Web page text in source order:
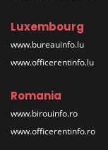
Luxembourg
www.bureauinfo.lu
www.officerentinfo.lu
Romania
www.birouinfo.ro
www.officerentinfo.ro